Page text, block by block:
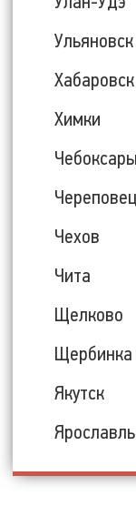
Ульяновск
Хабаровск
Химки
Чебоксары
Череповец
Чехов
Чита
Щелково
Щербинка
Якутск
Ярославль